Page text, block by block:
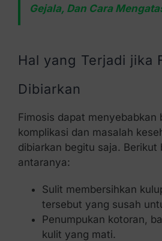
Gejala, Dan Cara
Hal yang Terjadi jika
Dibiarkan
Fimosis dapat menyebabkan
komplikasi dan masalah
dibiarkan begitu saja. Berikut
antaranya:
Sulit membersihkan
tersebut yang susah
Penumpukan kotoran,
kulit yang mati.